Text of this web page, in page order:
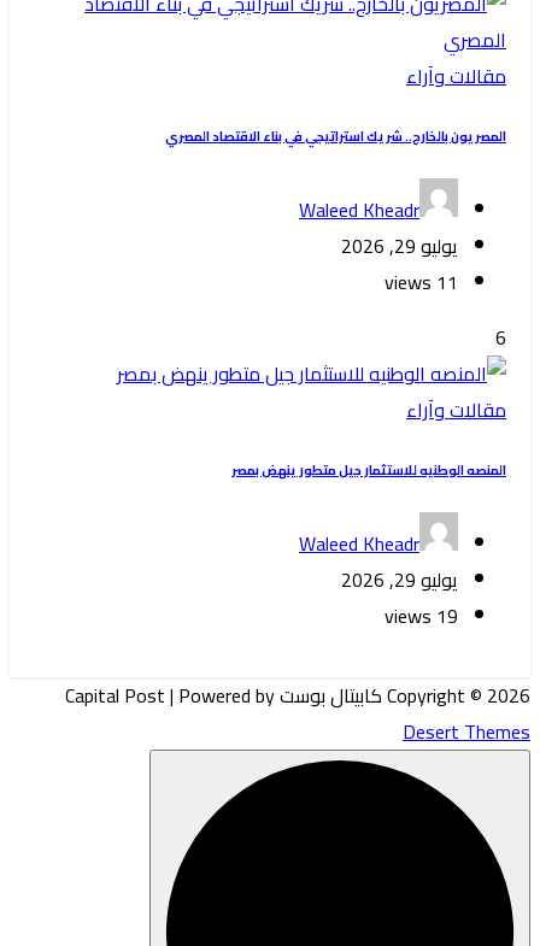
مقالات وآراء
المصريون بالخارج.. شريك استراتيجي في بناء الاقتصاد المصري
Waleed Kheadr
يوليو 29, 2026
11 views
6
مقالات وآراء
المنصه الوطنيه للاستثمار جيل متطور ينهض بمصر
Waleed Kheadr
يوليو 29, 2026
19 views
Copyright © 2026 كابيتال بوست Capital Post | Powered by
Desert Themes